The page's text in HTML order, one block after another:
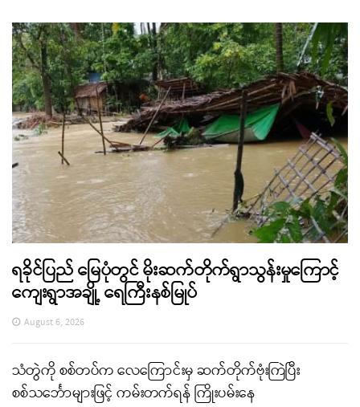
ရခိုင်ပြည် မြေပုံတွင် မိုးဆက်တိုက်ရွာသွန်းမှုကြောင့်
ကျေးရွာအချို့ ရေကြီးနစ်မြုပ်
August 6, 2026
သံတွဲကို စစ်တပ်က လေကြောင်းမှ ဆက်တိုက်ဗုံးကြဲပြီး
စစ်သင်္ဘောများဖြင့် ကမ်းတက်ရန် ကြိုးပမ်းနေ